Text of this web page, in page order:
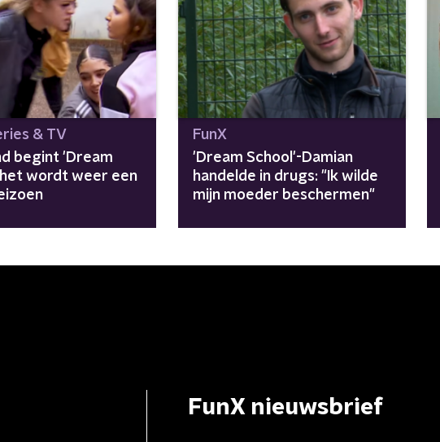
& TV
begint 'Dream
wordt weer een
FunX
'Dream School'-Damian
handelde in drugs: "Ik wilde
mijn moeder beschermen"
FunX nieuwsbrief